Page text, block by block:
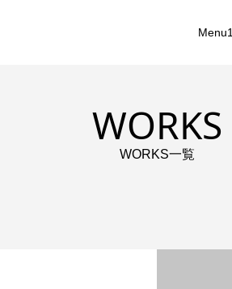
Menu1
WORKS
WORKS一覧